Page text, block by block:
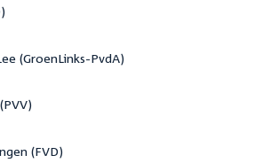
(GroenLinks-PvdA)
(FVD)